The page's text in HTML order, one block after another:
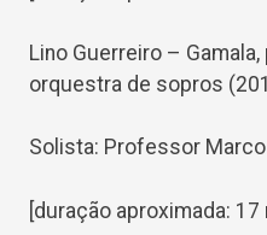
Lino Guerreiro –
orquestra de sopros
Solista: Professor
[duração aproximada: 17